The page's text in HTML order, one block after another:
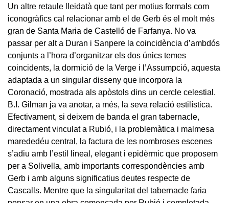
Un altre retaule lleidatà que tant per motius formals com
iconogràfics cal relacionar amb el de Gerb és el molt més
gran de Santa Maria de Castelló de Farfanya. No va
passar per alt a Duran i Sanpere la coincidència d’ambdós
conjunts a l’hora d’organitzar els dos únics temes
coincidents, la dormició de la Verge i l’Assumpció, aquesta
adaptada a un singular disseny que incorpora la
Coronació, mostrada als apòstols dins un cercle celestial.
B.I. Gilman ja va anotar, a més, la seva relació estilística.
Efectivament, si deixem de banda el gran tabernacle,
directament vinculat a Rubió, i la problemàtica i malmesa
marededéu central, la factura de les nombroses escenes
s’adiu amb l’estil lineal, elegant i epidèrmic que proposem
per a Solivella, amb importants correspondències amb
Gerb i amb alguns significatius deutes respecte de
Cascalls. Mentre que la singularitat del tabernacle faria